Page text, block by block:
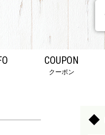
COUPON
クーポン